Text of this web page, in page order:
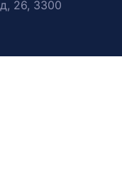
26, 3300